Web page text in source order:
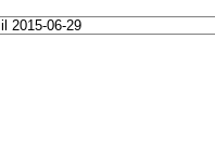
2015-06-29